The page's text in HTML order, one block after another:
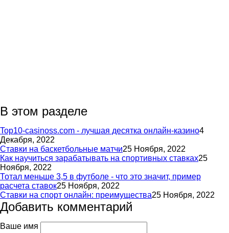
В этом разделе
Top10-casinoss.com - лучшая десятка онлайн-казино4
Декабря, 2022
Ставки на баскетбольные матчи25 Ноября, 2022
Как научиться зарабатывать на спортивных ставках25
Ноября, 2022
Тотал меньше 3,5 в футболе - что это значит, пример
расчета ставок25 Ноября, 2022
Ставки на спорт онлайн: преимущества25 Ноября, 2022
Добавить комментарий
Ваше имя